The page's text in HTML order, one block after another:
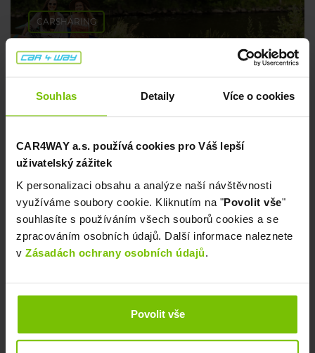
Souhlas Detaily Více o cookies
CAR4WAY a.s. používá cookies pro Váš lepší
uživatelský zážitek
K personalizaci obsahu a analýze naší návštěvnosti
využíváme soubory cookie. Kliknutím na "Povolit vše"
souhlasíte s používáním všech souborů cookies a se
zpracováním osobních údajů. Další informace naleznete
v Zásadách ochrany osobních údajů.
Povolit vše
CARSHARING
Tipy na pohodové koupání 💦
8. července 2026